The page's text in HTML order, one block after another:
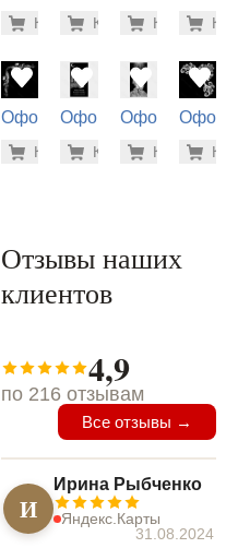
(72-806)
-7% 5.600
Купить(72-922)
-7%
Купить(71-848)
-
Купить(71-
Оформление
(71-689)
-7% 500 руб.
Купить
Оформление
(72-840)
-7%
Купить
Оформление
(72-310)
-
Купить(71-
Отзывы наших
клиентов
4,9
по 216 отзывам
Все отзывы →
И
Ирина Рыбченко
Яндекс.Карты
31.08.2024